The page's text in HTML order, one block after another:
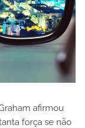
afirmou
força se não